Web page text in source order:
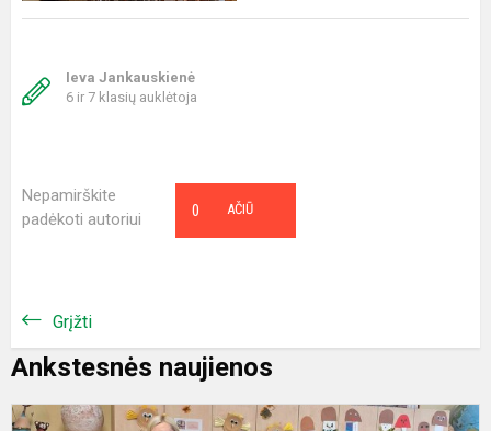
Ieva Jankauskienė
6 ir 7 klasių auklėtoja
Nepamirškite
padėkoti autoriui
AČIŪ
0
Grįžti
Ankstesnės naujienos